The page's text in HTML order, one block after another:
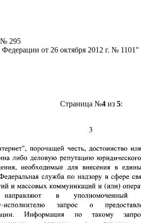
№ 295
от 26 октября 2012 г. № 1101"
Страница №4из 5: